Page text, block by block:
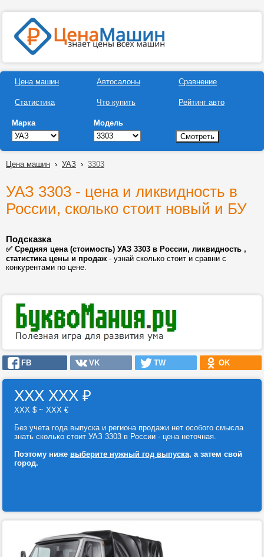
Цена машин
Статистика
Автосалоны
Что купить
Сравнение
Рейтинг авто
Марка Модель
Цена машин › УАЗ › 3303
УАЗ 3303 - цена и ликвидность в
России, сколько стоит новый и БУ
Подсказка
✅ Средняя цена (стоимость) УАЗ 3303 в России, ликвидность ,
статистика цены и продаж- узнай сколько стоит и сравни с
конкурентами по цене.
FB VK TW OK
ХХХ ХХХ ₽
ХХХ $ ~ ХХХ €
Без учета года выпуска и региона продажи нет особого смысла
знать сколько стоит УАЗ 3303 в России - цена неточная.
Поэтому ниже выберите нужный год выпуска, а затем свой
город.